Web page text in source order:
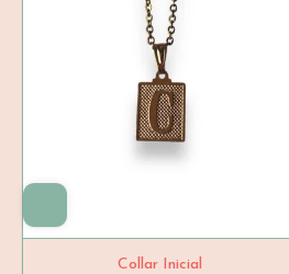
Collar Inicial